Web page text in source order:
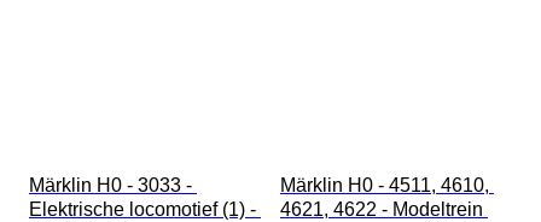
Märklin H0 - 3033 -
Elektrische locomotief (1) -
Märklin H0 - 4511, 4610,
4621, 4622 - Modeltrein